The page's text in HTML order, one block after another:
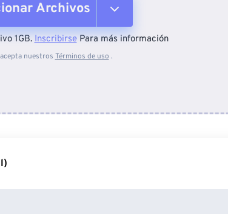
Archivos
el dispositivo
1GB.InscribirsePara más información
nuestros Términos de uso .